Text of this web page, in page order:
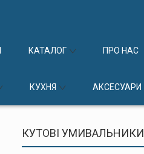
КАТАЛОГ ПРО НАС
КУХНЯ АКСЕСУАРИ
КУТОВІ УМИВАЛЬНИКИ